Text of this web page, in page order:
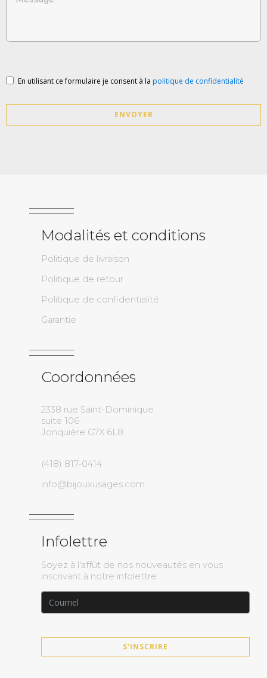
En utilisant ce formulaire je consent à la politique de confidentialité
ENVOYER
Modalités et conditions
Politique de livraison
Politique de retour
Politique de confidentialité
Garantie
Coordonnées
2338 rue Saint-Dominique
suite 106
Jonquière G7X 6L8
(418) 817-0414
info@bijouxusages.com
Infolettre
Soyez à l'affût de nos nouveautés en vous
inscrivant à notre infolettre
S'INSCRIRE